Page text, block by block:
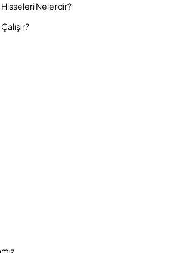
Nelerdir?